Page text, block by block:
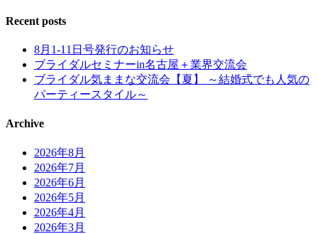
Recent posts
8月1-11日号発行のお知らせ
ブライダルセミナーin名古屋＋業界交流会
ブライダル気ままな交流会【夏】 ～結婚式でも人気の
パーティースタイル～
Archive
2026年8月
2026年7月
2026年6月
2026年5月
2026年4月
2026年3月